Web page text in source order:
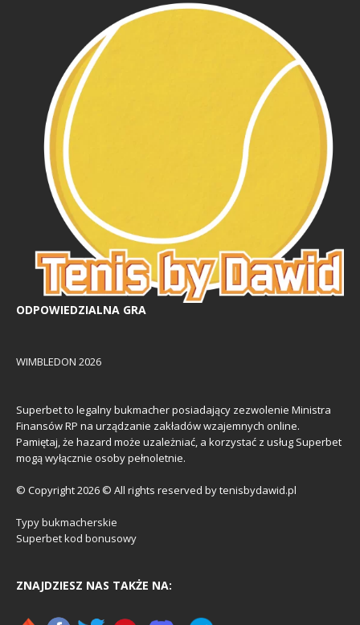
ODPOWIEDZIALNA GRA
WIMBLEDON 2026
Superbet to legalny bukmacher posiadający zezwolenie Ministra
Finansów RP na urządzanie zakładów wzajemnych online.
Pamiętaj, że hazard może uzależniać, a korzystać z usług Superbet
mogą wyłącznie osoby pełnoletnie.
© Copyright 2026 © All rights reserved by tenisbydawid.pl
Typy bukmacherskie
Superbet kod bonusowy
ZNAJDZIESZ NAS TAKŻE NA: